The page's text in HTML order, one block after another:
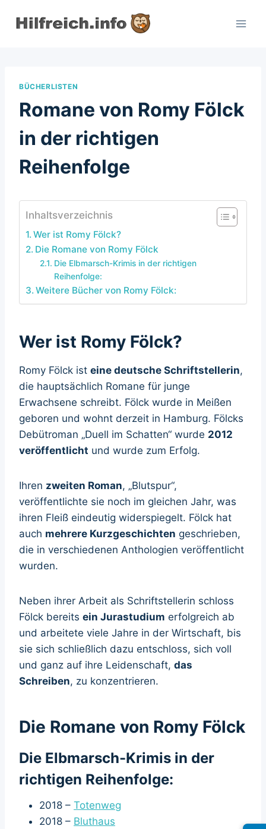
Inhalt
BÜCHERLISTEN
Romane von Romy Fölck
in der richtigen
Reihenfolge
Inhaltsverzeichnis
Wer ist Romy Fölck?
Die Romane von Romy Fölck
Die Elbmarsch-Krimis in der richtigen
Reihenfolge:
Weitere Bücher von Romy Fölck:
Wer ist Romy Fölck?
Romy Fölck ist eine deutsche Schriftstellerin,
die hauptsächlich Romane für junge
Erwachsene schreibt. Fölck wurde in Meißen
geboren und wohnt derzeit in Hamburg. Fölcks
Debütroman „Duell im Schatten“ wurde 2012
veröffentlicht und wurde zum Erfolg.
Ihren zweiten Roman, „Blutspur“,
veröffentlichte sie noch im gleichen Jahr, was
ihren Fleiß eindeutig widerspiegelt. Fölck hat
auch mehrere Kurzgeschichten geschrieben,
die in verschiedenen Anthologien veröffentlicht
wurden.
Neben ihrer Arbeit als Schriftstellerin schloss
Fölck bereits ein Jurastudium erfolgreich ab
und arbeitete viele Jahre in der Wirtschaft, bis
sie sich schließlich dazu entschloss, sich voll
und ganz auf ihre Leidenschaft, das
Schreiben, zu konzentrieren.
Die Romane von Romy Fölck
Die Elbmarsch-Krimis in der
richtigen Reihenfolge:
2018 – Totenweg
2018 – Bluthaus